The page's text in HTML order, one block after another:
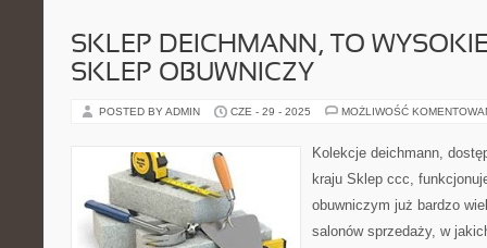
SKLEP DEICHMANN, TO
SKLEP OBUWNICZY
POSTED BY ADMIN CZE - 29 - 2025 MOŻLIWOŚĆ
Kolekcje deichmann,
kraju Sklep ccc,
obuwniczym już bardzo
salonów sprzedaży, w